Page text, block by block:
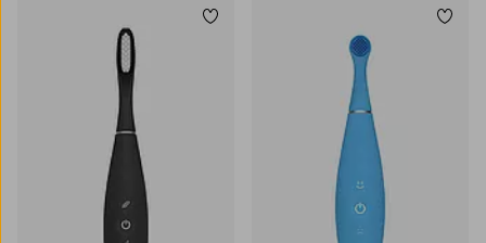
Legg til favoritter